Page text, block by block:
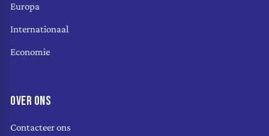
Europa
Internationaal
Economie
OVER ONS
Contacteer ons